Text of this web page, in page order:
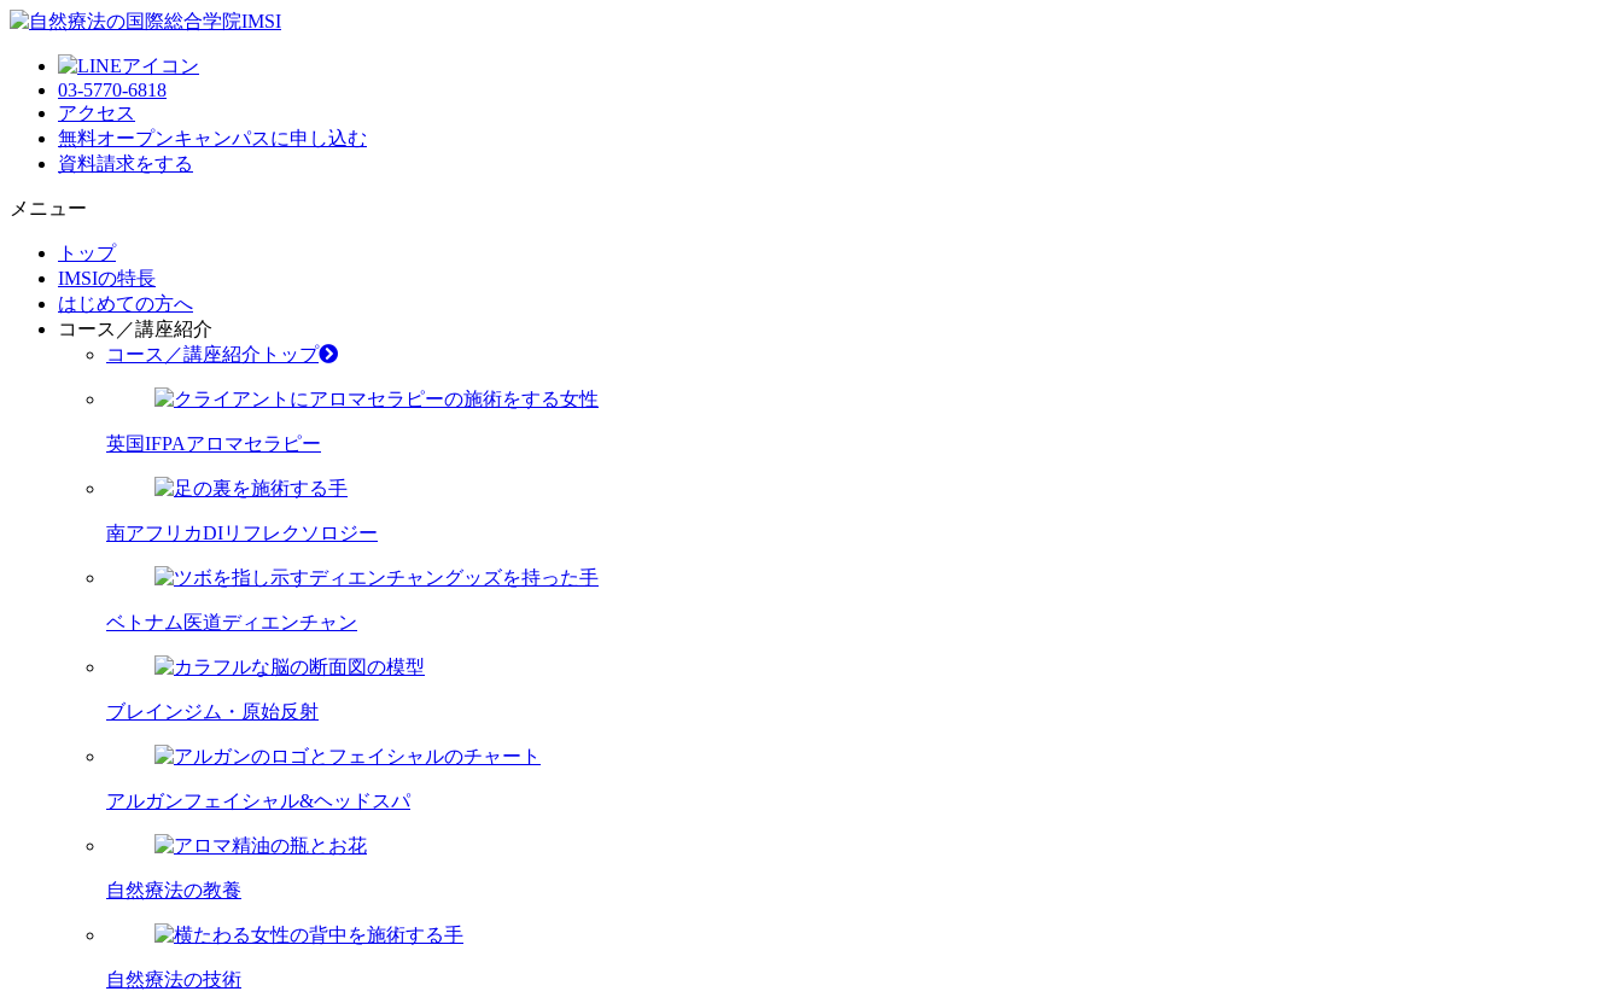
03-5770-6818
アクセス
無料オープンキャンパスに申し込む
資料請求をする
メニュー
トップ
IMSIの特長
はじめての方へ
コース／講座紹介
コース／講座紹介トップ
英国IFPAアロマセラピー
南アフリカDIリフレクソロジー
ベトナム医道ディエンチャン
ブレインジム・原始反射
アルガンフェイシャル&ヘッドスパ
自然療法の教養
自然療法の技術